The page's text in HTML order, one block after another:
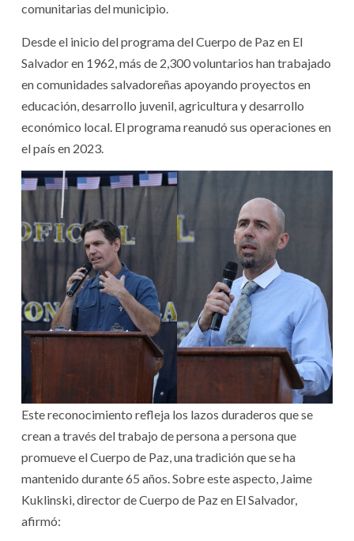
comunitarias del municipio.
Desde el inicio del programa del Cuerpo de Paz en El
Salvador en 1962, más de 2,300 voluntarios han trabajado
en comunidades salvadoreñas apoyando proyectos en
educación, desarrollo juvenil, agricultura y desarrollo
económico local. El programa reanudó sus operaciones en
el país en 2023.
Este reconocimiento refleja los lazos duraderos que se
crean a través del trabajo de persona a persona que
promueve el Cuerpo de Paz, una tradición que se ha
mantenido durante 65 años. Sobre este aspecto, Jaime
Kuklinski, director de Cuerpo de Paz en El Salvador,
afirmó: